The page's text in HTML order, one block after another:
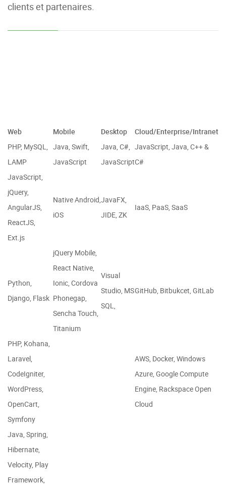
clients et partenaires.
Web Mobile Desktop
Cloud/Enterprise/Intranet
PHP, MySQL,
LAMP
Java, Swift,
JavaScript
Java, C#,
JavaScript
JavaScript, Java, C++ &
C#
JavaScript,
jQuery,
AngularJS,
ReactJS,
Ext.js
Native Android,
iOS
JavaFX,
JIDE, ZK
IaaS, PaaS, SaaS
Python,
Django, Flask
jQuery Mobile,
React Native,
Ionic, Cordova
Phonegap,
Sencha Touch,
Titanium
Visual
Studio, MS
SQL,
GitHub, Bitbukcet, GitLab
PHP, Kohana,
Laravel,
CodeIgniter,
WordPress,
OpenCart,
Symfony
AWS, Docker, Windows
Azure, Google Compute
Engine, Rackspace Open
Cloud
Java, Spring,
Hibernate,
Velocity, Play
Framework,